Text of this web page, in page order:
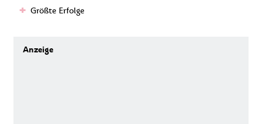
Größte Erfolge